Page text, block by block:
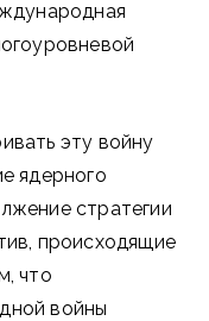
эту войну
ядерного
стратегии
происходящие
что
войны